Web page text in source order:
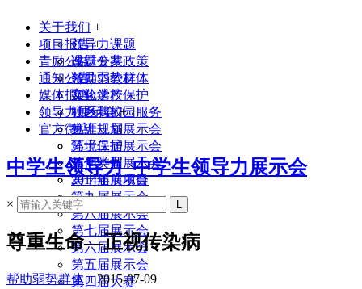
关于我们 +
领导力课题
课题专家
领导力教材
实验学校
联系我们
项目报告 +
改进公共政策
帮助弱势群体
文化遗产保护
社区与校园服务
生涯规划
环境保护
其他类型
2014年前项目
青励公益
通知公告
媒体报道
领导力展示会 +
第十三届展示会
第十二届展示会
第十一届展示会
第十届展示会
第九届展示会
第八届展示会
第七届展示会
第六届展示会
第五届展示会
第四届大赛
官方微店
中学生领导力_中学生领导力展示会
×
尊重生命—正视传染病
帮助弱势群体2015-07-09